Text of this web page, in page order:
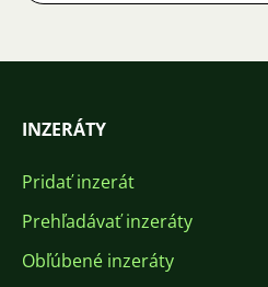
INZERÁTY
Pridať inzerát
Prehľadávať inzeráty
Obľúbené inzeráty